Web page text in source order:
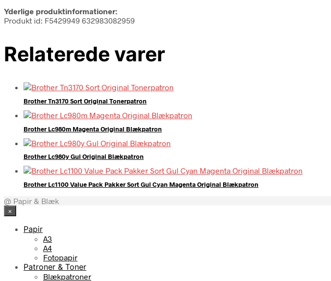
Yderlige produktinformationer:
Produkt id: F5429949 632983082959
Relaterede varer
Brother Tn3170 Sort Original Tonerpatron
Brother Lc980m Magenta Original Blækpatron
Brother Lc980y Gul Original Blækpatron
Brother Lc1100 Value Pack Pakker Sort Gul Cyan Magenta Original Blækpatron
@ Papir & Blæk
×
Papir
A3
A4
Fotopapir
Patroner & Toner
Blækpatroner